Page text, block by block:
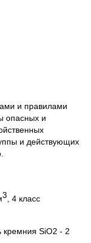
и правилами
опасных и
и действующих
3 , 4 класс
кремния SiO2 - 2